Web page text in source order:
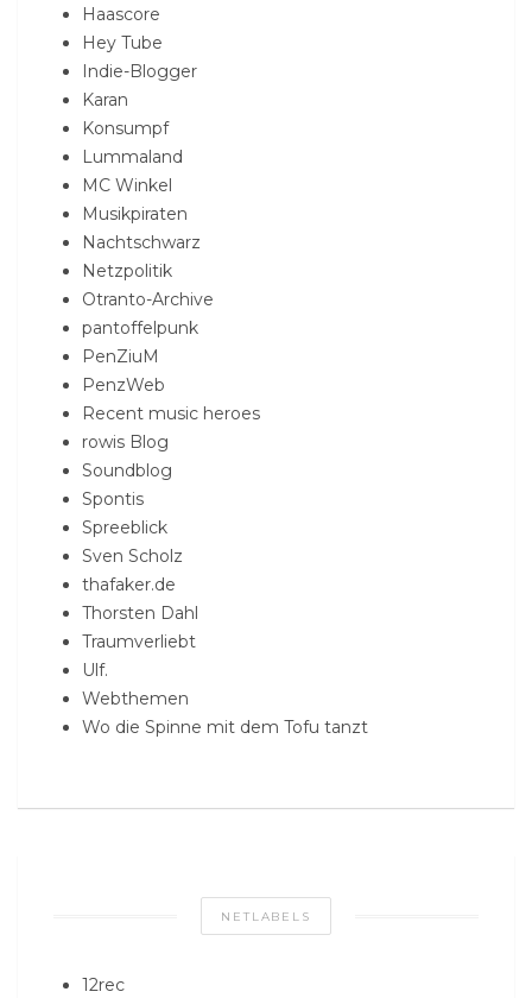
Haascore
Hey Tube
Indie-Blogger
Karan
Konsumpf
Lummaland
MC Winkel
Musikpiraten
Nachtschwarz
Netzpolitik
Otranto-Archive
pantoffelpunk
PenZiuM
PenzWeb
Recent music heroes
rowis Blog
Soundblog
Spontis
Spreeblick
Sven Scholz
thafaker.de
Thorsten Dahl
Traumverliebt
Ulf.
Webthemen
Wo die Spinne mit dem Tofu tanzt
NETLABELS
12rec